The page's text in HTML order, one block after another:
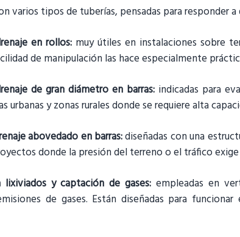
varios tipos de tuberías, pensadas para responder
en rollos: muy útiles en instalaciones sobre
de manipulación las hace especialmente
de gran diámetro en barras: indicadas para
urbanas y zonas rurales donde se requiere alta
abovedado en barras:diseñadas con una
donde la presión del terreno o el tráfico
lixiviados y captación de gases: empleadas en
de gases. Están diseñadas para